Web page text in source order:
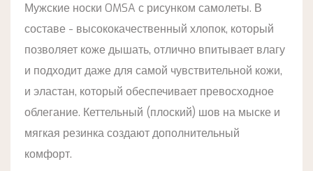
Мужские носки OMSA с рисунком самолеты. В
составе - высококачественный хлопок, который
позволяет коже дышать, отлично впитывает влагу
и подходит даже для самой чувствительной кожи,
и эластан, который обеспечивает превосходное
облегание. Кеттельный (плоский) шов на мыске и
мягкая резинка создают дополнительный
комфорт.